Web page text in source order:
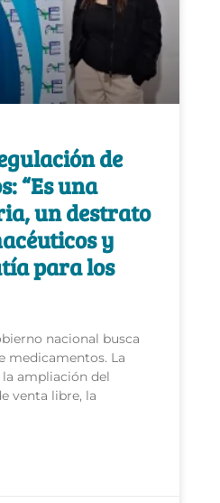
de
“Es una
un destrato
y
para los
nacional busca
medicamentos. La
ampliación del
venta libre, la